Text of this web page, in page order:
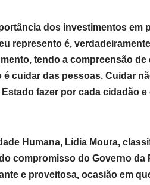
dos investimentos em
represento é,
tendo a compreensão de
cuidar das pessoas. Cuidar
fazer por cada cidadão
Humana, Lídia Moura,
compromisso do Governo da
e proveitosa, ocasião em